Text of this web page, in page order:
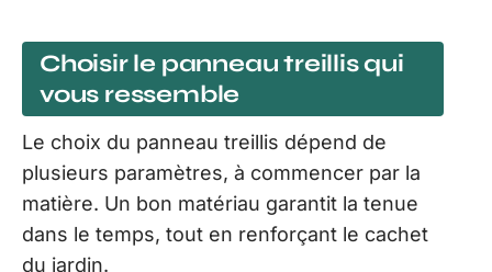
Choisir le panneau treillis qui
vous ressemble
Le choix du panneau treillis dépend de
plusieurs paramètres, à commencer par la
matière. Un bon matériau garantit la tenue
dans le temps, tout en renforçant le cachet
du jardin.